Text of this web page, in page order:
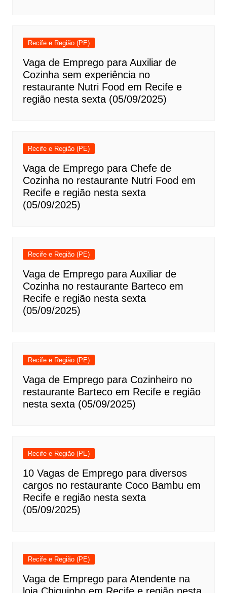
Recife e Região (PE)
Vaga de Emprego para Auxiliar de
Cozinha sem experiência no
restaurante Nutri Food em Recife e
região nesta sexta (05/09/2025)
Recife e Região (PE)
Vaga de Emprego para Chefe de
Cozinha no restaurante Nutri Food em
Recife e região nesta sexta
(05/09/2025)
Recife e Região (PE)
Vaga de Emprego para Auxiliar de
Cozinha no restaurante Barteco em
Recife e região nesta sexta
(05/09/2025)
Recife e Região (PE)
Vaga de Emprego para Cozinheiro no
restaurante Barteco em Recife e região
nesta sexta (05/09/2025)
Recife e Região (PE)
10 Vagas de Emprego para diversos
cargos no restaurante Coco Bambu em
Recife e região nesta sexta
(05/09/2025)
Recife e Região (PE)
Vaga de Emprego para Atendente na